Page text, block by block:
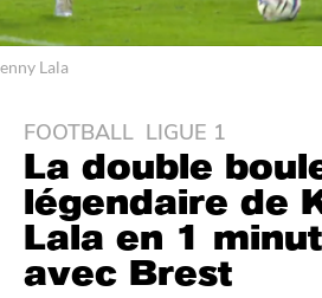
Lala
8
m
o
i
s
a
FOOTBALL ,LIGUE 1
La double
légendaire de
Lala en 1
avec Brest